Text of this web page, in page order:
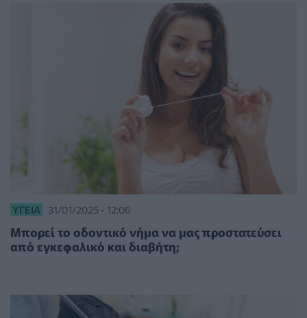
ΥΓΕΊΑ 31/01/2025 - 12:06
Μπορεί το οδοντικό νήμα να μας προστατεύσει
από εγκεφαλικό και διαβήτη;